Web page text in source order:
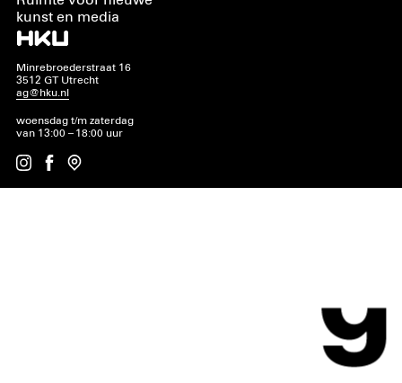
kunst en media
Minrebroederstraat 16
3512 GT Utrecht
ag@hku.nl
woensdag t/m zaterdag
van 13:00 – 18:00 uur